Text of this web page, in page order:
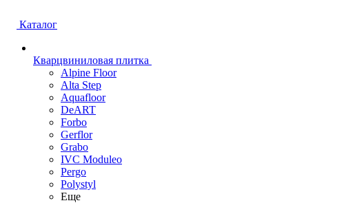
Каталог
Кварцвиниловая плитка
Alpine Floor
Alta Step
Aquafloor
DeART
Forbo
Gerflor
Grabo
IVC Moduleo
Pergo
Polystyl
Еще